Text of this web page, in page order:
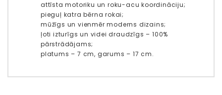
attīsta motoriku un roku-acu koordināciju;
pieguļ katra bērna rokai;
mūžīgs un vienmēr moderns dizains;
ļoti izturīgs un videi draudzīgs – 100%
pārstrādājams;
platums – 7 cm, garums – 17 cm.